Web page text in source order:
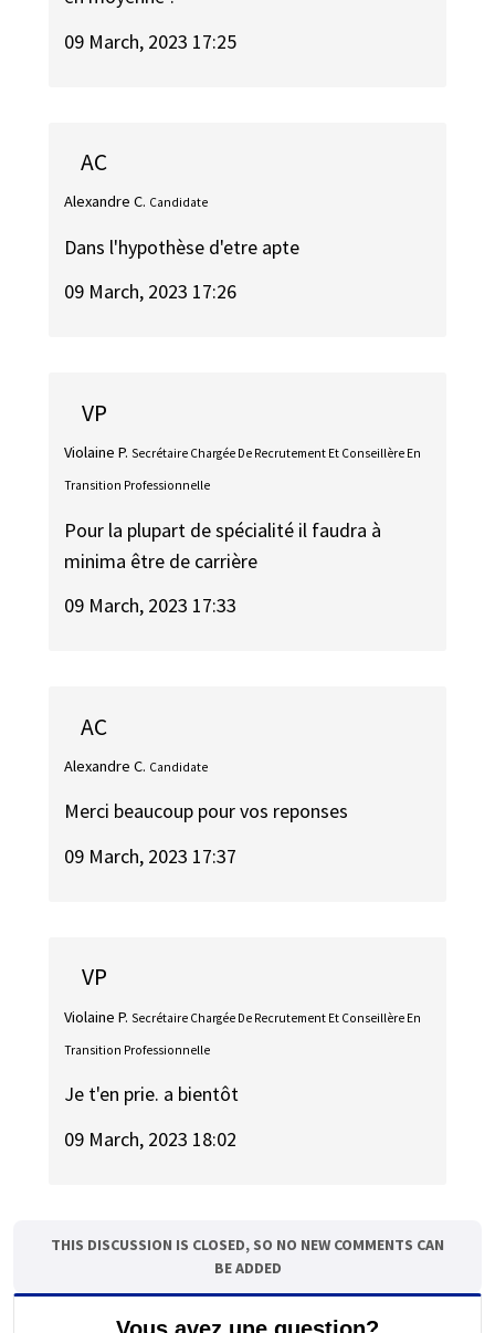
09 March, 2023 17:25
AC
Alexandre C. Candidate
Dans l'hypothèse d'etre apte
09 March, 2023 17:26
VP
Violaine P. Secrétaire Chargée De Recrutement Et Conseillère En
Transition Professionnelle
Pour la plupart de spécialité il faudra à
minima être de carrière
09 March, 2023 17:33
AC
Alexandre C. Candidate
Merci beaucoup pour vos reponses
09 March, 2023 17:37
VP
Violaine P. Secrétaire Chargée De Recrutement Et Conseillère En
Transition Professionnelle
Je t'en prie. a bientôt
09 March, 2023 18:02
THIS DISCUSSION IS CLOSED, SO NO NEW COMMENTS CAN
BE ADDED